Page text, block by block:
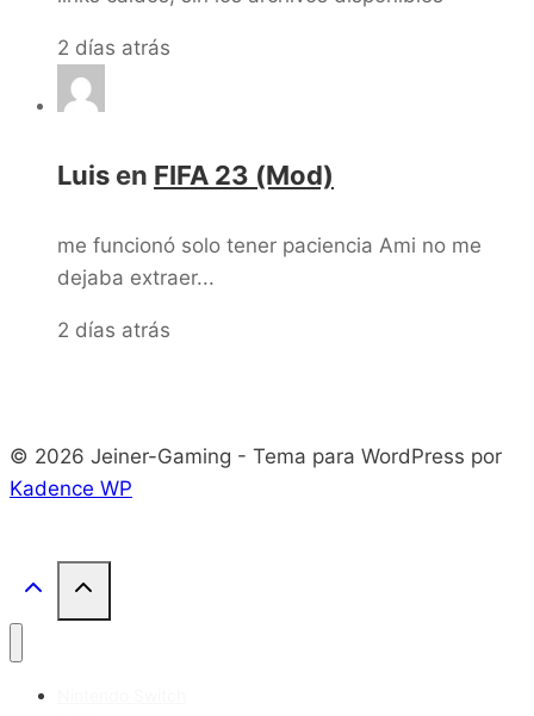
2 días atrás
Luis en FIFA 23 (Mod)
me funcionó solo tener paciencia Ami no me
dejaba extraer...
2 días atrás
© 2026 Jeiner-Gaming - Tema para WordPress por
Kadence WP